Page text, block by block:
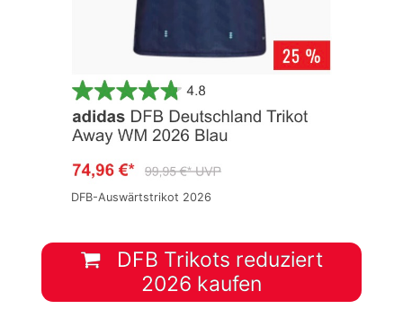
DFB-Auswärtstrikot 2026
DFB Trikots reduziert
2026 kaufen